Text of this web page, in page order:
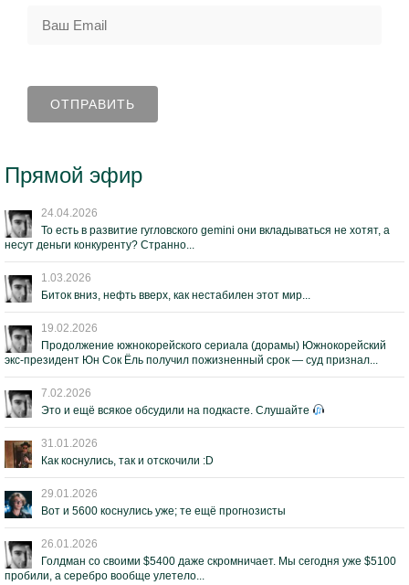
Прямой эфир
24.04.2026
То есть в развитие гугловского gemini они вкладываться не хотят, а
несут деньги конкуренту? Странно...
1.03.2026
Биток вниз, нефть вверх, как нестабилен этот мир...
19.02.2026
Продолжение южнокорейского сериала (дорамы) Южнокорейский
экс-президент Юн Сок Ёль получил пожизненный срок — суд признал...
7.02.2026
Это и ещё всякое обсудили на подкасте. Слушайте
31.01.2026
Как коснулись, так и отскочили :D
29.01.2026
Вот и 5600 коснулись уже; те ещё прогнозисты
26.01.2026
Голдман со своими $5400 даже скромничает. Мы сегодня уже $5100
пробили, а серебро вообще улетело...